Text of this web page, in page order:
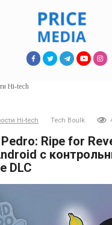
Hi-tech
Hi-tech Tech Boulk
Ripe for
с
DLC